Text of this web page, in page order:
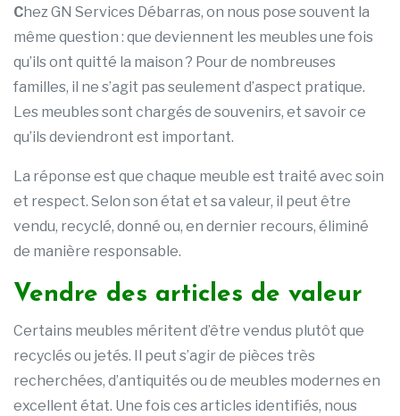
Chez GN Services Débarras, on nous pose souvent la
même question : que deviennent les meubles une fois
qu’ils ont quitté la maison ? Pour de nombreuses
familles, il ne s’agit pas seulement d’aspect pratique.
Les meubles sont chargés de souvenirs, et savoir ce
qu’ils deviendront est important.
La réponse est que chaque meuble est traité avec soin
et respect. Selon son état et sa valeur, il peut être
vendu, recyclé, donné ou, en dernier recours, éliminé
de manière responsable.
Vendre des articles de valeur
Certains meubles méritent d’être vendus plutôt que
recyclés ou jetés. Il peut s’agir de pièces très
recherchées, d’antiquités ou de meubles modernes en
excellent état. Une fois ces articles identifiés, nous